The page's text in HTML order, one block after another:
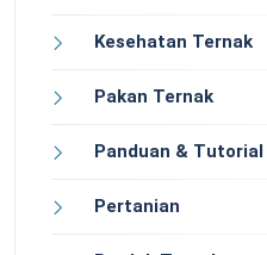
Kesehatan Ternak
Pakan Ternak
Panduan & Tutorial
Pertanian